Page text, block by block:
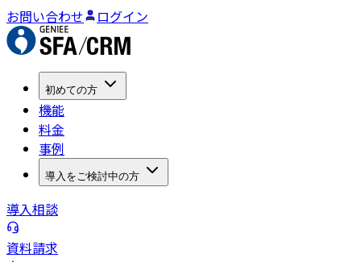
お問い合わせ ログイン
初めての方
機能
料金
事例
導入をご検討中の方
導入相談
資料請求